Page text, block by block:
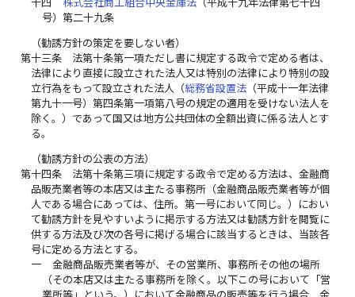
号）第二十九条
（勧誘方針の策定を要しない者）
第十三条
法第十条第一項ただし書に規定する政令で定める者は、
法律により直接に設立された法人又は特別の法律により特別の設
立行為をもって設立された法人（総務省設置法 （平成十一年法律
第九十一号）第四条第一項第八号の規定の適用を受けない法人を
除く。）であって国又は地方公共団体の全額出資に係る法人とす
る。
（勧誘方針の公表の方法）
第十四条
法第十条第三項に規定する政令で定める方法は、金融商
品販売業者等の本店又は主たる事務所（金融商品販売業者等が個
人である場合にあっては、住所。第一号において同じ。）におい
て勧誘方針を見やすいように掲示する方法又は勧誘方針を閲覧に
供する方法及び次の各号に掲げる場合に該当するときは、当該各
号に定める方法とする。
一
金融商品販売業者等が、その営業所、事務所その他の場所
（その本店又は主たる事務所を除く。以下この号において「営